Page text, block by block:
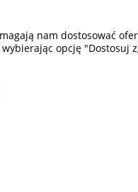
nam dostosować
opcję "Dostosuj